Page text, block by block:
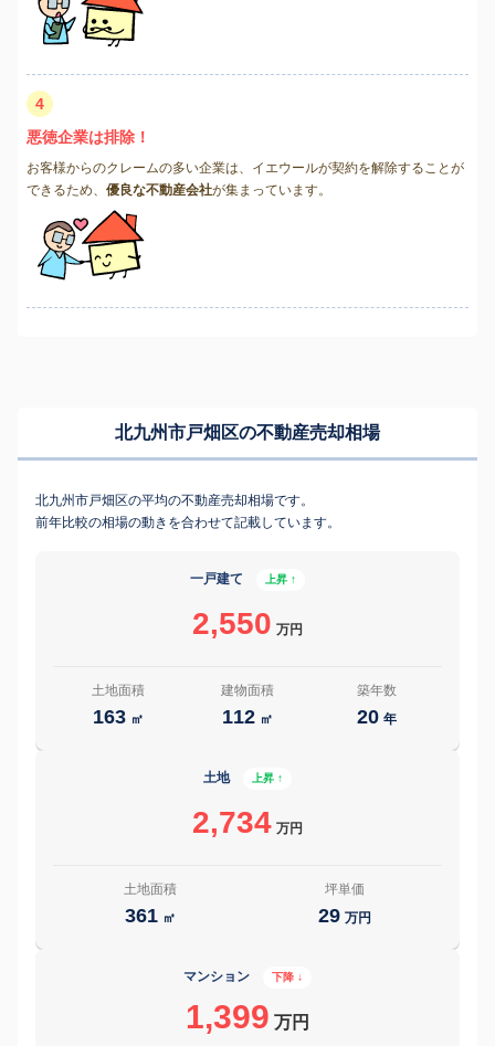
4
悪徳企業は排除！
お客様からのクレームの多い企業は、イエウールが契約を解除することが
できるため、 優良な不動産会社が集まっています。
北九州市戸畑区の不動産売却相場
北九州市戸畑区の平均の不動産売却相場です。
前年比較の相場の動きを合わせて記載しています。
一戸建て 上昇 ↑
2,550 万円
土地面積
163 ㎡
建物面積
112 ㎡
築年数
20 年
土地 上昇 ↑
2,734 万円
土地面積
361 ㎡
坪単価
29 万円
マンション 下降 ↓
1,399 万円